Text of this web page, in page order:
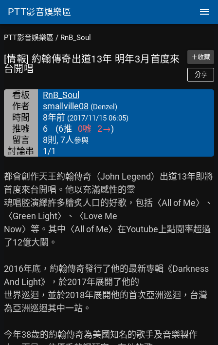
PTT影音娛樂區
PTT影音娛樂區 / RnB_Soul
[情報] 約翰傳奇出道13年 明年3月首度來
台開唱
＋收藏
分享
看板
RnB_Soul
作者
smallville08 (Denzel)
時間 8年前 (2017/11/15 06:05)
推噓 6 (6推 0噓 2→)
留言
8則, 7人參與
討論串 1/1
都會創作天王約翰傳奇（John Legend）出道13年即將
首度來台開唱。他以充滿感性的靈
魂唱腔演繹許多膾炙人口的好歌，包括〈All of Me〉、
〈Green Light〉、〈Love Me
Now〉等。其中〈All of Me〉在Youtube上點閱率超過
了12億大關。
2016年底，約翰傳奇發行了他的最新專輯《Darkness
And Light》，於2017年展開了他的
世界巡迴，並於2018年展開他的首次亞洲巡迴，台灣
為亞洲巡迴其中一站。
今年38歲的約翰傳奇為美國知名的歌手及音樂製作